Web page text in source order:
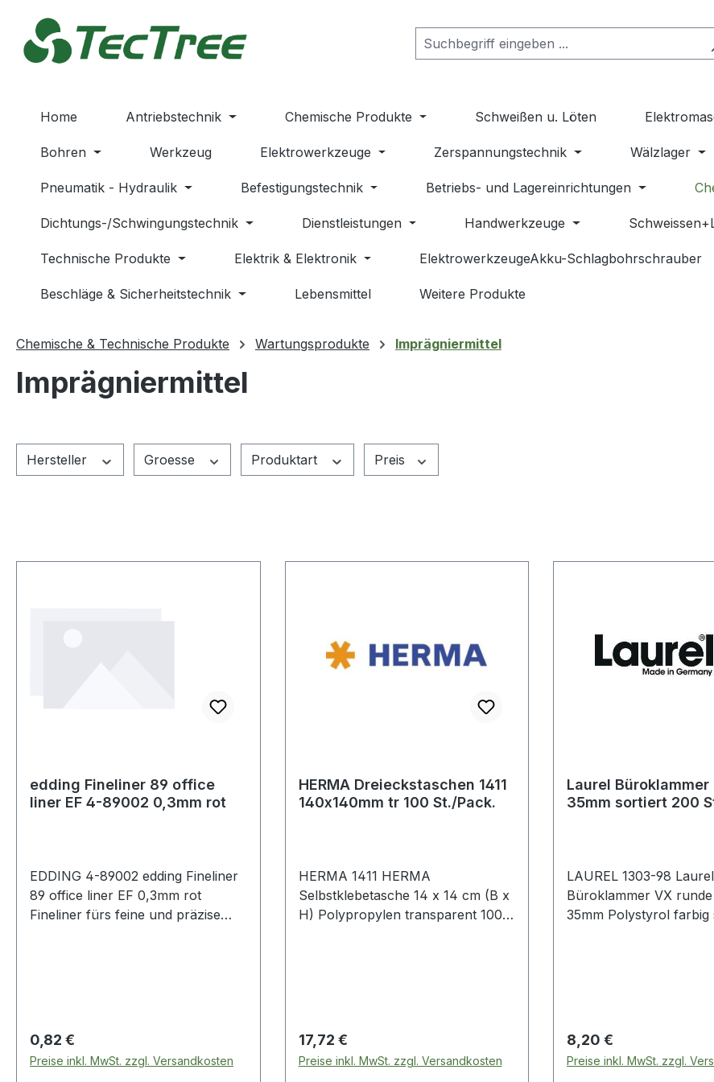
Hauptinhalt springen
Zur Suche springen
Zur Hauptnavigation springen
Home Antriebstechnik Chemische Produkte Schweißen u. Löten
Bohren Werkzeug Elektrowerkzeuge Zerspannungstechnik Wälzlager
Pneumatik - Hydraulik Befestigungstechnik Betriebs- und Lagereinrichtungen
Dichtungs-/Schwingungstechnik Dienstleistungen Handwerkzeuge
Technische Produkte Elektrik & Elektronik ElektrowerkzeugeAkku-Schlagbohrschrauber
Beschläge & Sicherheitstechnik Lebensmittel Weitere Produkte
Chemische & Technische Produkte Wartungsprodukte Imprägniermittel
Imprägniermittel
Hersteller Groesse Produktart Preis
edding Fineliner 89 office
liner EF 4-89002 0,3mm rot
EDDING 4-89002 edding Fineliner
89 office liner EF 0,3mm rot
Fineliner fürs feine und präzise
Regulärer Preis:
0,82 €
Preise inkl. MwSt. zzgl. Versandkosten
HERMA Dreieckstaschen 1411
140x140mm tr 100 St./Pack.
HERMA 1411 HERMA
Selbstklebetasche 14 x 14 cm (B x
H) Polypropylen transparent 100
Regulärer Preis:
17,72 €
Preise inkl. MwSt. zzgl. Versandkosten
Laurel
35mm sortiert 200
LAUREL 1303-98
Büroklammer VX
35mm Polystyrol farbig
Regulärer Preis:
8,20 €
Preise inkl. MwSt. zzgl.